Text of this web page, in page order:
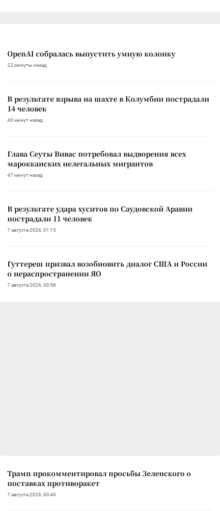
OpenAI собралась выпустить умную колонку
22 минуты назад
В результате взрыва на шахте в Колумбии пострадали
14 человек
40 минут назад
Глава Сеуты Вивас потребовал выдворения всех
марокканских нелегальных мигрантов
47 минут назад
В результате удара хуситов по Саудовской Аравии
пострадали 11 человек
7 августа 2026, 01:15
Гуттереш призвал возобновить диалог США и России
о нераспространении ЯО
7 августа 2026, 00:58
Трамп прокомментировал просьбы Зеленского о
поставках противоракет
7 августа 2026, 00:49